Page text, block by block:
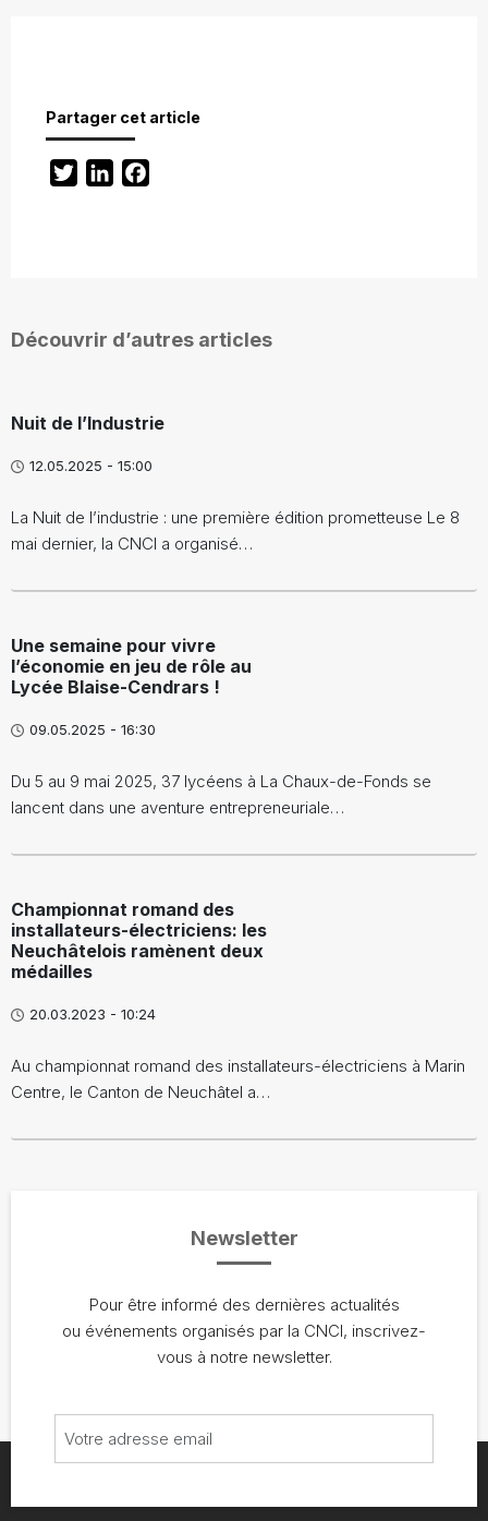
Partager cet article
TwitterLinkedIn
Découvrir d’autres articles
Nuit de l’Industrie
12.05.2025 - 15:00
La Nuit de l’industrie : une première édition prometteuse Le 8
mai dernier, la CNCI a organisé…
Une semaine pour vivre
l’économie en jeu de rôle au
Lycée Blaise-Cendrars !
09.05.2025 - 16:30
Du 5 au 9 mai 2025, 37 lycéens à La Chaux-de-Fonds se
lancent dans une aventure entrepreneuriale…
Championnat romand des
installateurs-électriciens: les
Neuchâtelois ramènent deux
médailles
20.03.2023 - 10:24
Au championnat romand des installateurs-électriciens à Marin
Centre, le Canton de Neuchâtel a…
Newsletter
Pour être informé des dernières actualités
ou événements organisés par la CNCI, inscrivez-
vous à notre newsletter.